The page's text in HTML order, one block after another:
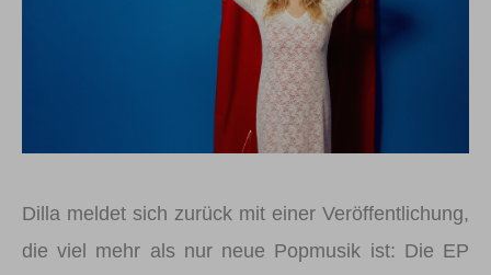
Dilla meldet sich zurück mit einer Veröffentlichung,
die viel mehr als nur neue Popmusik ist: Die EP